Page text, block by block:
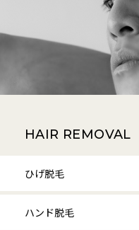
HAIR REMOVAL
ひげ脱毛
ハンド脱毛